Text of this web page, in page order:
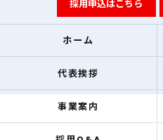
採用申込はこちら
ホーム
代表挨拶
事業案内